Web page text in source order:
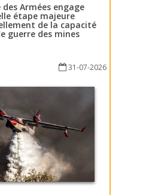
Armées engage
étape majeure
de la capacité
guerre des mines
31-07-2026